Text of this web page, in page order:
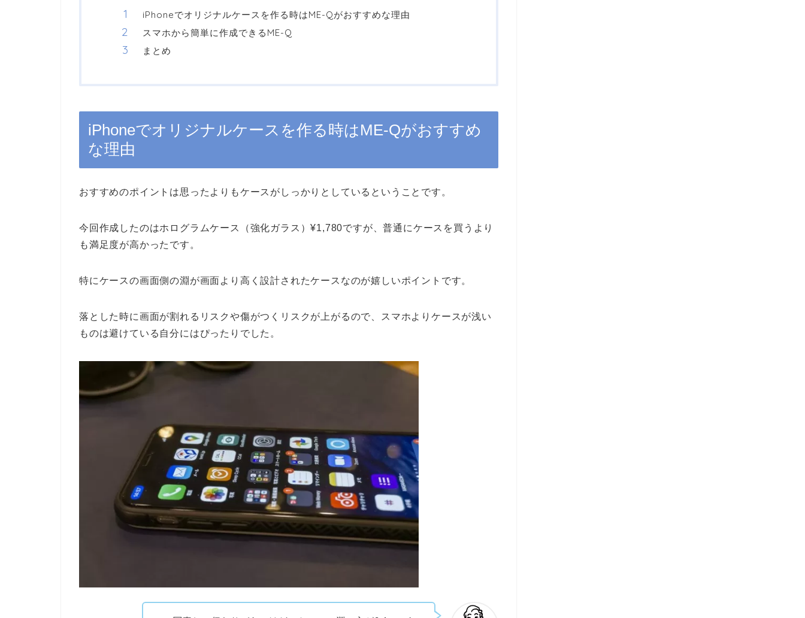
iPhoneでオリジナルケースを作る時はME-Qがおすすめな理由
スマホから簡単に作成できるME-Q
まとめ
iPhoneでオリジナルケースを作る時はME-Qがおすすめ
な理由
おすすめのポイントは思ったよりもケースがしっかりとしているということです。
今回作成したのはホログラムケース（強化ガラス）¥1,780ですが、普通にケースを買うより
も満足度が高かったです。
特にケースの画面側の淵が画面より高く設計されたケースなのが嬉しいポイントです。
落とした時に画面が割れるリスクや傷がつくリスクが上がるので、スマホよりケースが浅い
ものは避けている自分にはぴったりでした。